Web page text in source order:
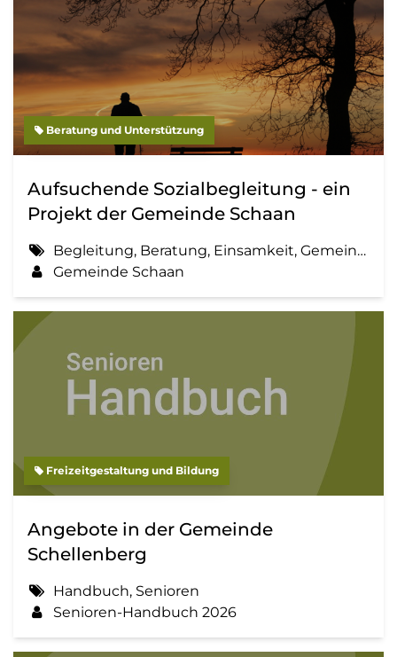
Beratung und Unterstützung
Aufsuchende Sozialbegleitung - ein
Projekt der Gemeinde Schaan
Begleitung, Beratung, Einsamkeit, Gemeinde, Information, Sozialbegleitung
Gemeinde Schaan
Freizeitgestaltung und Bildung
Angebote in der Gemeinde
Schellenberg
Handbuch, Senioren
Senioren-Handbuch 2026